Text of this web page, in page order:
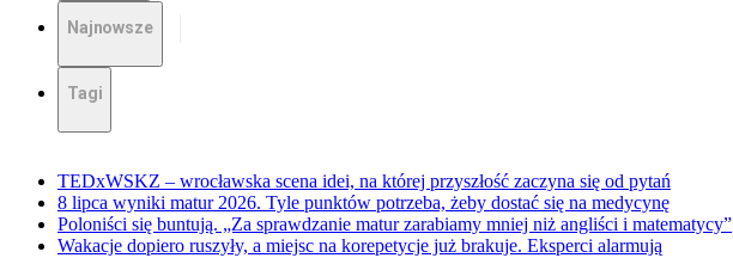
Najnowsze
Tagi
TEDxWSKZ – wrocławska scena idei, na której przyszłość zaczyna się od pytań
8 lipca wyniki matur 2026. Tyle punktów potrzeba, żeby dostać się na medycynę
Poloniści się buntują. „Za sprawdzanie matur zarabiamy mniej niż angliści i matematycy”
Wakacje dopiero ruszyły, a miejsc na korepetycje już brakuje. Eksperci alarmują